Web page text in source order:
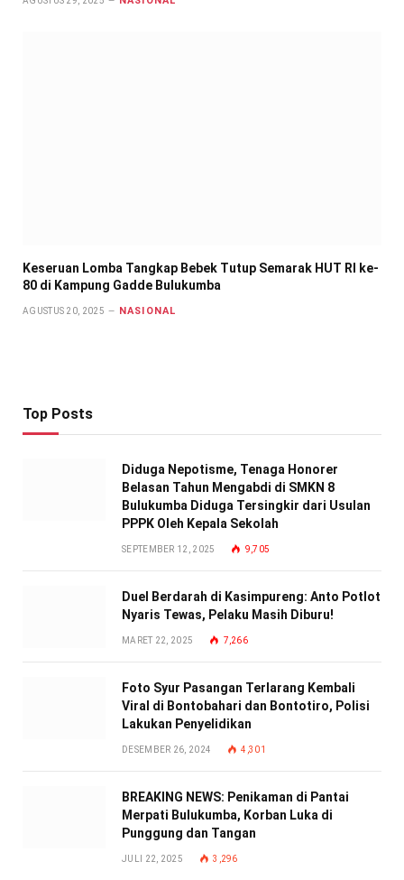
Keseruan Lomba Tangkap Bebek Tutup Semarak HUT RI ke-
80 di Kampung Gadde Bulukumba
AGUSTUS 20, 2025 NASIONAL
Top Posts
Diduga Nepotisme, Tenaga Honorer
Belasan Tahun Mengabdi di SMKN 8
Bulukumba Diduga Tersingkir dari Usulan
PPPK Oleh Kepala Sekolah
SEPTEMBER 12, 2025 9,705
Duel Berdarah di Kasimpureng: Anto Potlot
Nyaris Tewas, Pelaku Masih Diburu!
MARET 22, 2025 7,266
Foto Syur Pasangan Terlarang Kembali
Viral di Bontobahari dan Bontotiro, Polisi
Lakukan Penyelidikan
DESEMBER 26, 2024 4,301
BREAKING NEWS: Penikaman di Pantai
Merpati Bulukumba, Korban Luka di
Punggung dan Tangan
JULI 22, 2025 3,296